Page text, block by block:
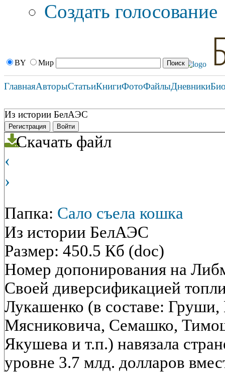
Создать голосование
BY Мир
ГлавнаяАвторыСтатьиКнигиФотоФайлыДневники
Из истории БелАЭС
Регистрация Войти
Скачать файл
‹
›
Папка: Сало съела кошка
Из истории БелАЭС
Размер: 450.5 Кб (doc)
Номер допонирования на
Своей диверсификацией
Лукашенко (в составе:
Мясниковича, Семашко,
Якушева и т.п.) навязала
уровне 3.7 млд. долларов